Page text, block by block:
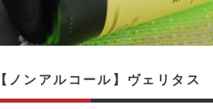
【ノンアルコール】ヴェリタ